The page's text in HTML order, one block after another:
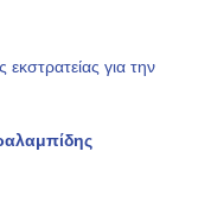
για την